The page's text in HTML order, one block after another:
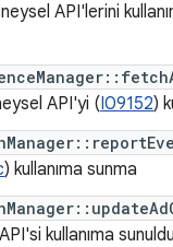
API'lerini
API'yi (I09152)
) kullanıma sunma
kullanıma